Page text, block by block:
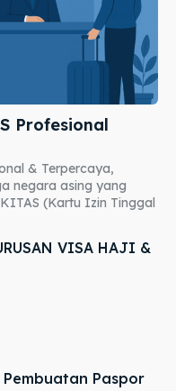
Profesional
& Terpercaya,
negara asing yang
(Kartu Izin Tinggal
VISA HAJI &
Paspor